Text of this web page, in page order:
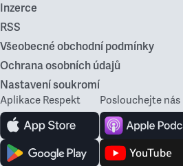
Inzerce
RSS
Všeobecné obchodní podmínky
Ochrana osobních údajů
Nastavení soukromí
Aplikace Respekt Poslouchejte nás